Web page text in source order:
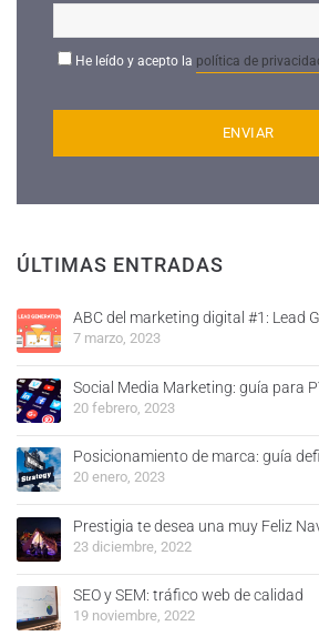
He leído y acepto la política de
ÚLTIMAS ENTRADAS
ABC del marketing digital #1: Lead
7 marzo, 2023
Social Media Marketing: guía para
20 febrero, 2023
Posicionamiento de marca: guía
20 enero, 2023
Prestigia te desea una muy Feliz
23 diciembre, 2022
SEO y SEM: tráfico web de calidad
19 noviembre, 2022